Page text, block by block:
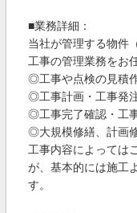
■業務詳細：
当社が管理する物件
工事の管理業務をお
◎工事や点検の見積
◎工事計画・工事発
◎工事完了確認・工
◎大規模修繕、計画
工事内容によっては
が、基本的には施工
す。